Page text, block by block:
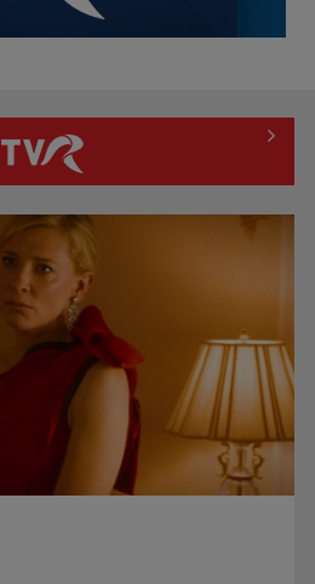
în semifinale după 2-0 cu Maroc